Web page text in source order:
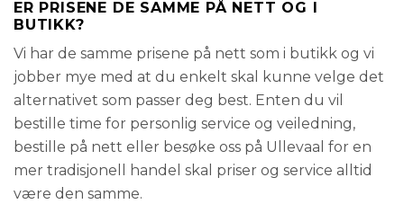
ER PRISENE DE SAMME PÅ NETT OG I
BUTIKK?
Vi har de samme prisene på nett som i butikk og vi
jobber mye med at du enkelt skal kunne velge det
alternativet som passer deg best. Enten du vil
bestille time for personlig service og veiledning,
bestille på nett eller besøke oss på Ullevaal for en
mer tradisjonell handel skal priser og service alltid
være den samme.